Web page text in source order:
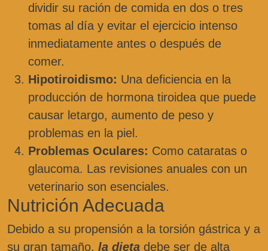
dividir su ración de comida en dos o tres
tomas al día y evitar el ejercicio intenso
inmediatamente antes o después de
comer.
Hipotiroidismo: Una deficiencia en la
producción de hormona tiroidea que puede
causar letargo, aumento de peso y
problemas en la piel.
Problemas Oculares: Como cataratas o
glaucoma. Las revisiones anuales con un
veterinario son esenciales.
Nutrición Adecuada
Debido a su propensión a la torsión gástrica y a
su gran tamaño, la dieta debe ser de alta